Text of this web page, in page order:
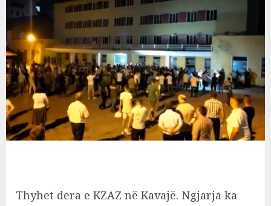
Thyhet dera e KZAZ në Kavajë. Ngjarja ka